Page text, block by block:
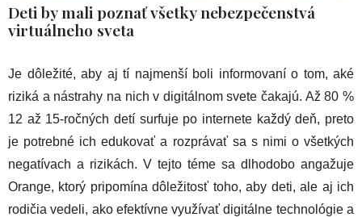
Deti by mali poznať všetky nebezpečenstvá
virtuálneho sveta
Je dôležité, aby aj tí najmenší boli informovaní o tom, aké
riziká a nástrahy na nich v digitálnom svete čakajú. Až 80 %
12 až 15-ročných detí surfuje po internete každý deň, preto
je potrebné ich edukovať a rozprávať sa s nimi o všetkých
negatívach a rizikách. V tejto téme sa dlhodobo angažuje
Orange, ktorý pripomína dôležitosť toho, aby deti, ale aj ich
rodičia vedeli, ako efektívne využívať digitálne technológie a